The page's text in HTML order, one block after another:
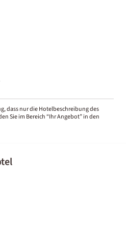
dass nur die Hotelbeschreibung des
Sie im Bereich “Ihr Angebot” in den